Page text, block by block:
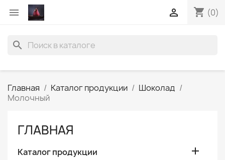
 shopping_cart (0)

search
Главная Каталог продукции
Шоколад
Молочный
ГЛАВНАЯ
Каталог продукции 